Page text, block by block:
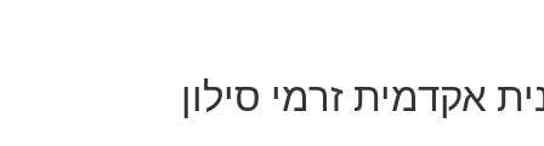
אקדמית זרמי סילון